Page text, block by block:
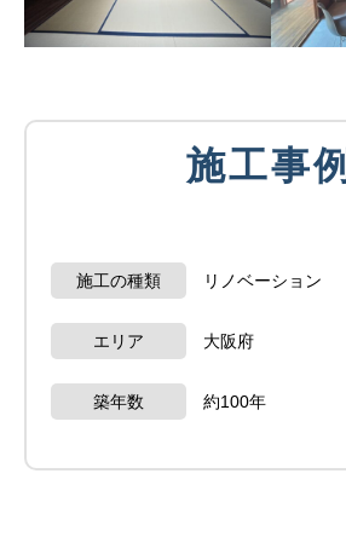
施工事例
施工の種類 リノベーション
エリア 大阪府
築年数 約100年